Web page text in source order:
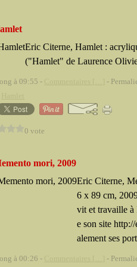
Eric Citerne, Hamlet :
("Hamlet" de Laurence
à 09:55 - -
0 vote
mori, 2009
Eric Citerne,
6 x 89 cm,
vit et travaille à
e son site
alement ses
à 00:26 - -